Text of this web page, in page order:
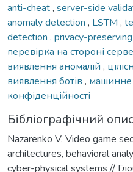
anti-cheat, server-side
anomaly detection , LSTM ,
detection , privacy-
перевірка на стороні
виявлення аномалій ,
виявлення ботів , машинне
конфіденційності
Бібліографічний опис
Nazarenko V. Video game
architectures, behavioral
cyber-physical systems //